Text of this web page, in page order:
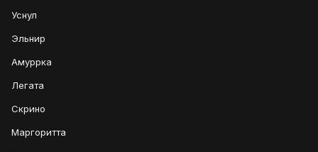
Уснул
Эльнир
Амуррка
Легата
Скрино
Маргоритта